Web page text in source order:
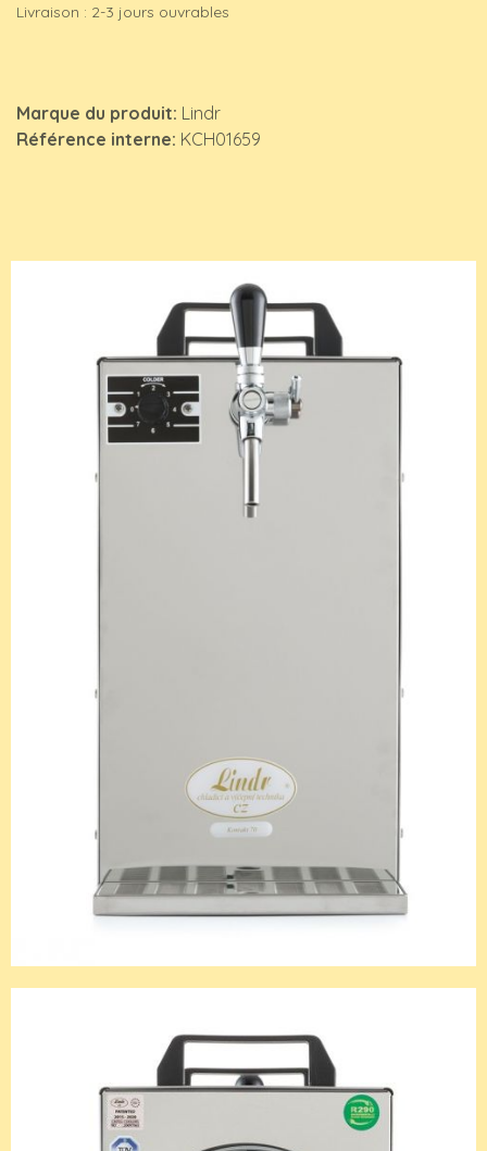
Livraison : 2-3 jours ouvrables
Marque du produit: Lindr
Référence interne: KCH01659